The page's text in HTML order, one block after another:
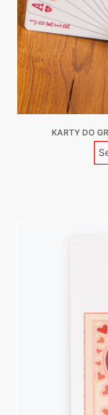
KARTY DO